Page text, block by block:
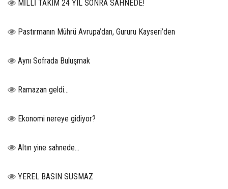
MİLLİ TAKIM 24 YIL SONRA SAHNEDE!
Pastırmanın Mührü Avrupa’dan, Gururu Kayseri’den
Aynı Sofrada Buluşmak
Ramazan geldi…
Ekonomi nereye gidiyor?
Altın yine sahnede…
YEREL BASIN SUSMAZ